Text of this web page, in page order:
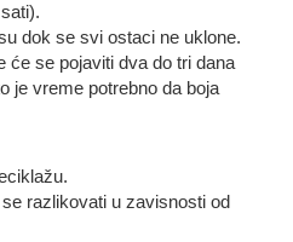
dok se svi ostaci ne uklone.
će se pojaviti dva do tri dana
je vreme potrebno da boja
razlikovati u zavisnosti od